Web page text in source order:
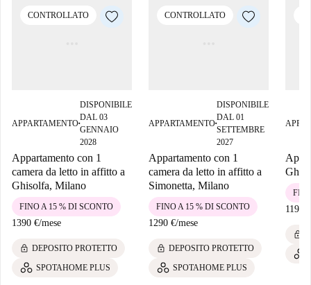
CONTROLLATO
APPARTAMENTO■
DISPONIBILE
DAL 03
GENNAIO
2028
Appartamento con 1
camera da letto in affitto a
Ghisolfa, Milano
1390 €/mese
FINO A 15 % DI SCONTO
lock DEPOSITO PROTETTO
SPOTAHOME PLUS
CONTROLLATO
APPARTAMENTO■
DISPONIBILE
DAL 01
SETTEMBRE
2027
Appartamento con 1
camera da letto in affitto a
Simonetta, Milano
1290 €/mese
FINO A 15 % DI SCONTO
lock DEPOSITO PROTETTO
SPOTAHOME PLUS
1190 €
lock